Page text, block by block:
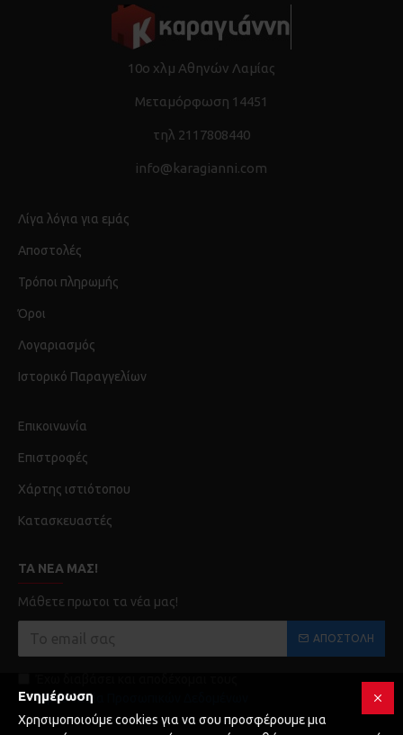
10ο χλμ Αθηνών Λαμίας
Μεταμόρφωση 14451
τηλ 2117808440
info@karagianni.com
Λίγα λόγια για εμάς
Αποστολές
Τρόποι πληρωμής
Όροι
Λογαριασμός
Ιστορικό Παραγγελίων
Επικοινωνία
Επιστροφές
Χάρτης ιστιότοπου
Κατασκευαστές
ΤΑ ΝΈΑ ΜΑΣ!
Μάθετε πρωτοι τα νέα μας!
ΑΠΟΣΤΟΛΉ
Προστασία Προσωπικών Δεδομένων
Ενημέρωση
Χρησιμοποιούμε cookies για να σου προσφέρουμε μια